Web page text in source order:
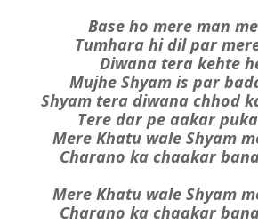
Base ho mere man
Tumhara hi dil par
Diwana tera kehte
Mujhe Shyam is par
Shyam tera diwana chhod
Tere dar pe aakar
Mere Khatu wale Shyam
Charano ka chaakar
Mere Khatu wale Shyam
Charano ka chaakar